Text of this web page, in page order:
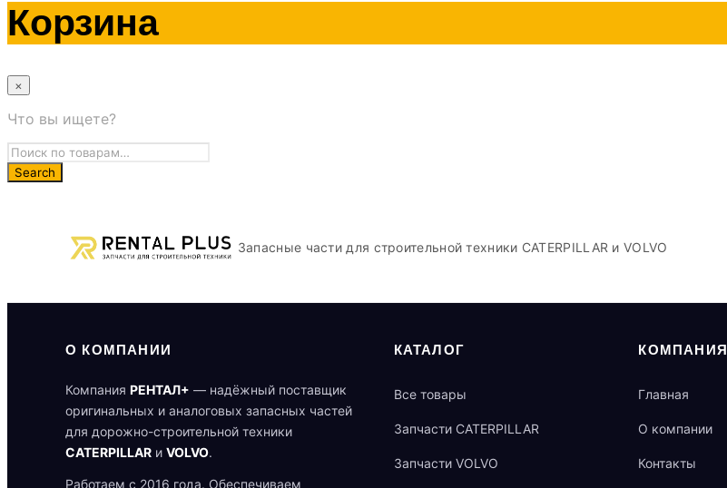
Корзина
×
Что вы ищете?
Запасные части для строительной техники CATERPILLAR и VOLVO
О КОМПАНИИ
Компания РЕНТАЛ+ — надёжный поставщик
оригинальных и аналоговых запасных частей
для дорожно-строительной техники
CATERPILLAR и VOLVO.
Работаем с 2016 года. Обеспечиваем
КАТАЛОГ
Все товары
Запчасти CATERPILLAR
Запчасти VOLVO
КОМПАНИЯ
Главная
О компании
Контакты